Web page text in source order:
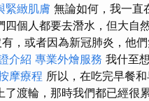
緊緻肌膚 無論如何，我一直
四個人都要去潛水，但大自
，或者因為新冠肺炎，他們
介紹 專業外燴服務 我什至
摩療程 所以，在吃完早餐
渡輪，那時我們都已經很